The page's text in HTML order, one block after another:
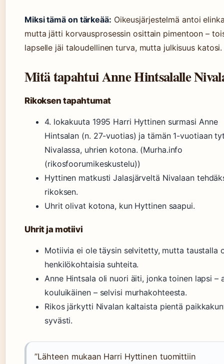
Miksi tämä on tärkeää: Oikeusjärjestelmä antoi
mutta jätti korvausprosessin osittain pimentoon –
lapselle jäi taloudellinen turva, mutta julkisuus katosi.
Mitä tapahtui Anne Hintsalalle
Rikoksen tapahtumat
4. lokakuuta 1995 Harri Hyttinen surmasi Anne
Hintsalan (n. 27-vuotias) ja tämän 1-vuotiaan
Nivalassa, uhrien kotona. (Murha.info
(rikosfoorumikeskustelu))
Hyttinen matkusti Jalasjärveltä Nivalaan
rikoksen.
Uhrit olivat kotona, kun Hyttinen saapui.
Uhrit ja motiivi
Motiivia ei ole täysin selvitetty, mutta taustalla
henkilökohtaisia suhteita.
Anne Hintsala oli nuori äiti, jonka toinen lapsi –
kouluikäinen – selvisi murhakohteesta.
Rikos järkytti Nivalan kaltaista pientä
syvästi.
”Lähteen mukaan Harri Hyttinen tuomittiin